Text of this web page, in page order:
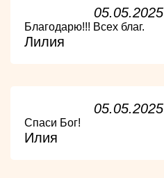
05.05.2025
Благодарю!!! Всех благ.
Лилия
05.05.2025
Спаси Бог!
Илия